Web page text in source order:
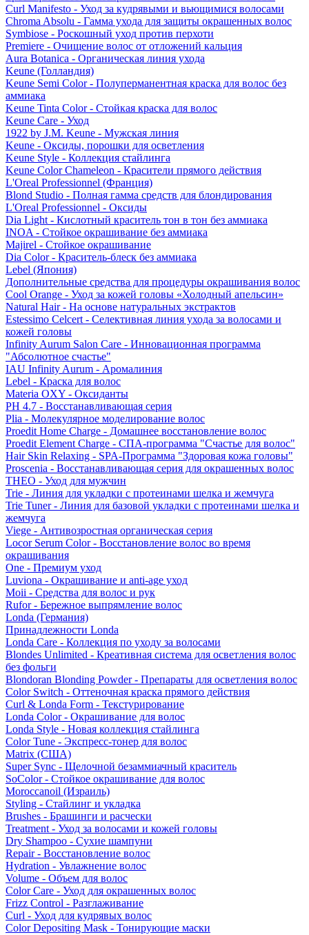
Curl Manifesto - Уход за кудрявыми и вьющимися волосами
Chroma Absolu - Гамма ухода для защиты окрашенных волос
Symbiose - Роскошный уход против перхоти
Premiere - Очищение волос от отложений кальция
Aura Botanica - Органическая линия ухода
Keune (Голландия)
Keune Semi Color - Полуперманентная краска для волос без
аммиака
Keune Tinta Color - Стойкая краска для волос
Keune Care - Уход
1922 by J.M. Keune - Мужская линия
Keune - Оксиды, порошки для осветления
Keune Style - Коллекция стайлинга
Keune Color Chameleon - Красители прямого действия
L'Oreal Professionnel (Франция)
Blond Studio - Полная гамма средств для блондирования
L'Oreal Professionnel - Оксиды
Dia Light - Кислотный краситель тон в тон без аммиака
INOA - Стойкое окрашивание без аммиака
Majirel - Стойкое окрашивание
Dia Color - Краситель-блеск без аммиака
Lebel (Япония)
Дополнительные средства для процедуры окрашивания волос
Cool Orange - Уход за кожей головы «Холодный апельсин»
Natural Hair - На основе натуральных экстрактов
Estessimo Celcert - Селективная линия ухода за волосами и
кожей головы
Infinity Aurum Salon Care - Инновационная программа
"Абсолютное счастье"
IAU Infinity Aurum - Аромалиния
Lebel - Краска для волос
Materia OXY - Оксиданты
PH 4.7 - Восстанавливающая серия
Plia - Молекулярное моделирование волос
Proedit Home Charge - Домашнее восстановление волос
Proedit Element Charge - СПА-программа "Счастье для волос"
Hair Skin Relaxing - SPA-Программа "Здоровая кожа головы"
Proscenia - Восстанавливающая серия для окрашенных волос
THEO - Уход для мужчин
Trie - Линия для укладки с протеинами шелка и жемчуга
Trie Tuner - Линия для базовой укладки с протеинами шелка и
жемчуга
Viege - Антивозростная органическая серия
Locor Serum Color - Восстановление волос во время
окрашивания
One - Премиум уход
Luviona - Окрашивание и anti-age уход
Moii - Средства для волос и рук
Rufor - Бережное выпрямление волос
Londa (Германия)
Принадлежности Londa
Londa Care - Коллекция по уходу за волосами
Blondes Unlimited - Креативная система для осветления волос
без фольги
Blondoran Blonding Powder - Препараты для осветления волос
Color Switch - Оттеночная краска прямого действия
Curl & Londa Form - Текстурирование
Londa Color - Окрашивание для волос
Londa Style - Новая коллекция стайлинга
Color Tune - Экспресс-тонер для волос
Matrix (США)
Super Sync - Щелочной безаммиачный краситель
SoColor - Стойкое окрашивание для волос
Moroccanoil (Израиль)
Styling - Стайлинг и укладка
Brushes - Брашинги и расчески
Treatment - Уход за волосами и кожей головы
Dry Shampoo - Сухие шампуни
Repair - Восстановление волос
Hydration - Увлажнение волос
Volume - Объем для волос
Color Care - Уход для окрашенных волос
Frizz Control - Разглаживание
Curl - Уход для кудрявых волос
Color Depositing Mask - Тонирующие маски